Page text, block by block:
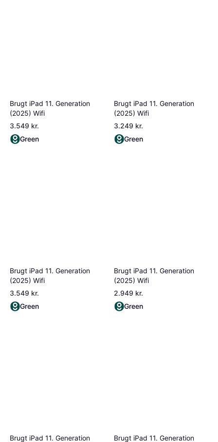
Brugt iPad 11. Generation
(2025) Wifi
3.549 kr.
Green
Brugt iPad 11. Generation
(2025) Wifi
3.249 kr.
Green
Brugt iPad 11. Generation
(2025) Wifi
3.549 kr.
Green
Brugt iPad 11. Generation
(2025) Wifi
2.949 kr.
Green
Brugt iPad 11. Generation Brugt iPad 11. Generation